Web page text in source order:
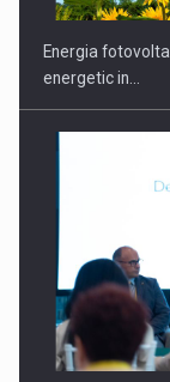
Webinar -
Investitii
Energia
energetic in…